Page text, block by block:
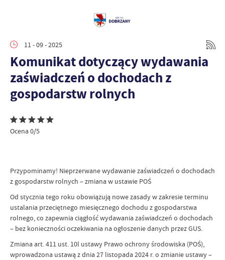
11 - 09 - 2025
Komunikat dotyczący wydawania
zaświadczeń o dochodach z
gospodarstw rolnych
Ocena 0/5
Przypominamy! Nieprzerwane wydawanie zaświadczeń o dochodach
z gospodarstw rolnych – zmiana w ustawie POŚ
Od stycznia tego roku obowiązują nowe zasady w zakresie terminu
ustalania przeciętnego miesięcznego dochodu z gospodarstwa
rolnego, co zapewnia ciągłość wydawania zaświadczeń o dochodach
– bez konieczności oczekiwania na ogłoszenie danych przez GUS.
Zmiana art. 411 ust. 10l ustawy Prawo ochrony środowiska (POŚ),
wprowadzona ustawą z dnia 27 listopada 2024 r. o zmianie ustawy –